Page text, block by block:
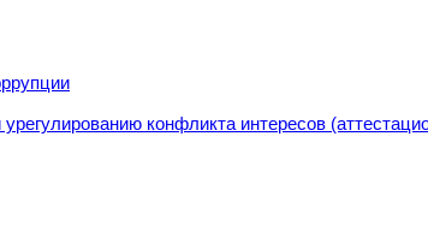
конфликта интересов